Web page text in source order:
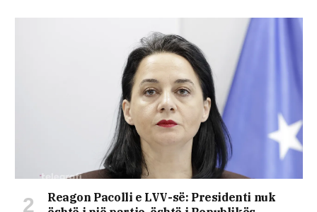
Reagon Pacolli e LVV-së: Presidenti nuk